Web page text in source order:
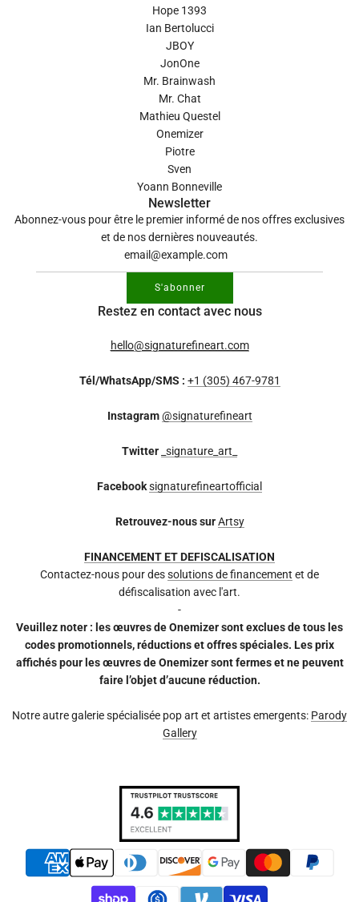
Hope 1393
Ian Bertolucci
JBOY
JonOne
Mr. Brainwash
Mr. Chat
Mathieu Questel
Onemizer
Piotre
Sven
Yoann Bonneville
Newsletter
Abonnez-vous pour être le premier informé de nos offres exclusives
et de nos dernières nouveautés.
S'abonner
Restez en contact avec nous
hello@signaturefineart.com
Tél/WhatsApp/SMS : +1 (305) 467-9781
Instagram @signaturefineart
Twitter _signature_art_
Facebooksignaturefineartofficial
Retrouvez-nous sur Artsy
FINANCEMENT ET DEFISCALISATION
Contactez-nous pour dessolutions de financement et de
défiscalisation avec l'art.
-
Veuillez noter : les œuvres de Onemizer sont exclues de tous les
codes promotionnels, réductions et offres spéciales. Les prix
affichés pour les œuvres de Onemizer sont fermes et ne peuvent
faire l’objet d’aucune réduction.
Notre autre galerie spécialisée pop art et artistes emergents: Parody
Gallery